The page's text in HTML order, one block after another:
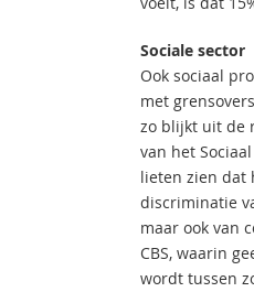
Sociale sector
Ook sociaal
met
zo blijkt uit de
van het
lieten zien dat
discriminatie
maar ook van
CBS, waarin
wordt tussen